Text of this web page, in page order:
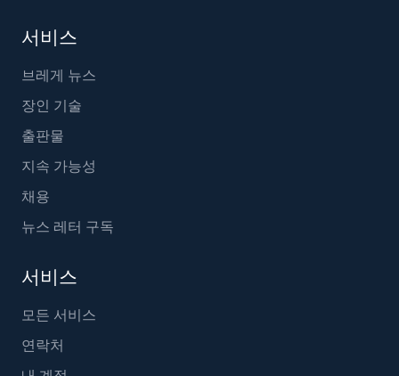
서비스
브레게 뉴스
장인 기술
출판물
지속 가능성
채용
뉴스 레터 구독
서비스
모든 서비스
연락처